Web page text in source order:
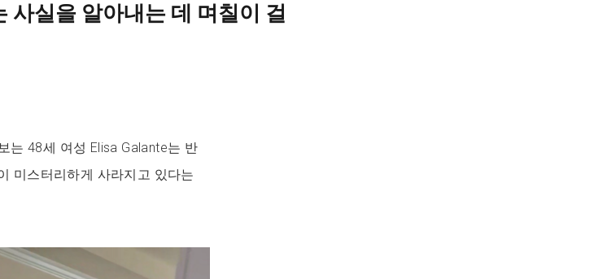
사실을 알아내는 데 며칠이 걸
는 48세 여성 Elisa Galante는 반
미스터리하게 사라지고 있다는